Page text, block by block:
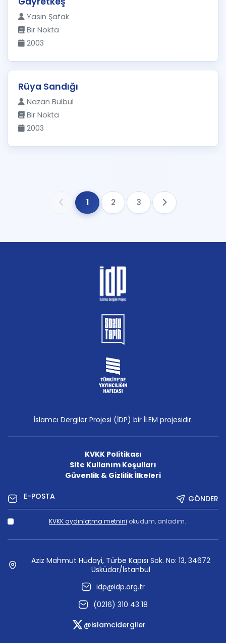
Yasin Şafak
Bir Nokta
2003
Rüya Sandığı
Nazan Bülbül
Bir Nokta
2003
1 2 3
İslamcı Dergiler Projesi (İDP) bir İLEM projesidir.
KVKK Politikası
Site Kullanım Koşulları
Güvenlik & Gizlilik İlkeleri
GÖNDER
KVKK aydınlatma metnini okudum, anladım.
Aziz Mahmut Hüdayi, Türbe Kapısı Sok. No: 13, 34672
Üsküdar/İstanbul
idp@idp.org.tr
(0216) 310 43 18
@islamcidergiler